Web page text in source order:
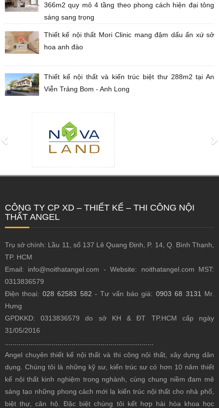
366m2 quy mô 4 tầng theo phong cách hiện đại tông
sáng sang trọng
Thiết kế nội thất Mori Clinic mang đậm dấu ấn xứ sở
hoa anh đào
Thiết kế nội thất và kiến trúc biệt thư 288m2 tại An
Viễn Trảng Bom - Anh Long
CÔNG TY CP XD – THIẾT KẾ – THI CÔNG NỘI
THẤT ANGEL
Trụ sở chính: Lầu 11, số 137 Lê Quang Định, P. 14, Q. Bình Thạnh,
TP. HCM
Email: info@noithatangel.com - Website: noithatangel.com MST:
0313836579
Điện thoại: 028 62583 582 - Tư vấn báo giá: 0903 68 3131 Mr.
Hưng
GPDKKD: 0313836579 do sở KH & ĐT TP.HCM cấp ngày
31/05/2016
Angel chuyên thiết kế nội thất và thi công nội thất, xây dựng dân
dụng. Chúng tôi là những kỹ sư, kiến trúc sư có hơn 10 năm thiết
kế nội thất kinh nghiệm trong nghành, cùng chung niềm đam mê
sáng tạo những phong cách mới lạ kiến trúc nội thất cho nhà phố,
biệt thự, căn hộ. Đặc biệt chúng tôi kết hợp hài hòa khoa học